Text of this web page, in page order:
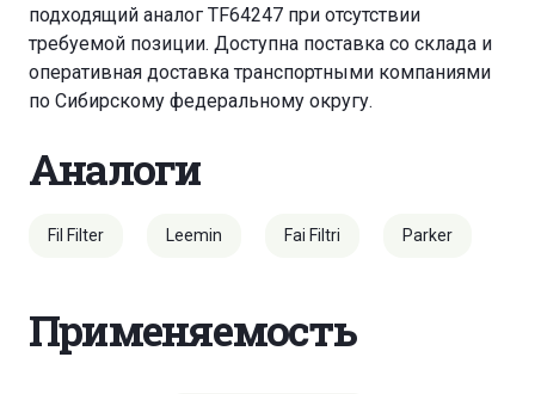
подходящий аналог TF64247 при отсутствии
требуемой позиции. Доступна поставка со склада и
оперативная доставка транспортными компаниями
по Сибирскому федеральному округу.
Аналоги
Fil Filter Leemin Fai Filtri Parker
Применяемость